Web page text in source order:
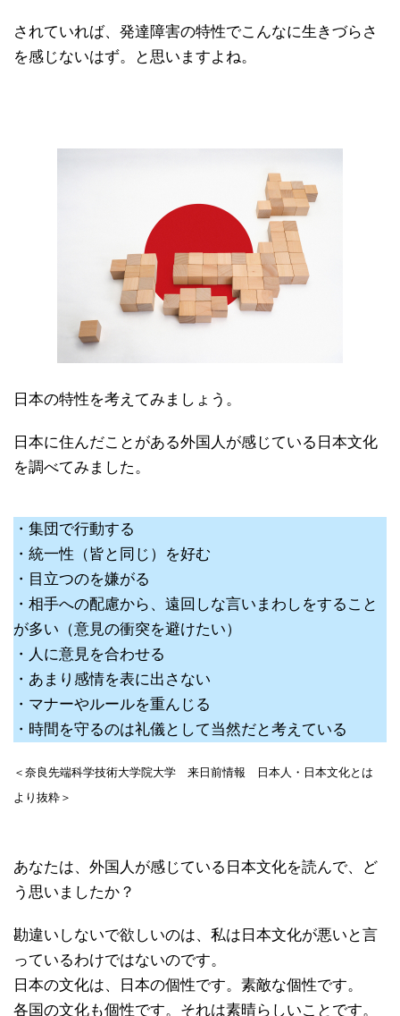
されていれば、発達障害の特性でこんなに生きづらさ
を感じないはず。と思いますよね。
日本の特性を考えてみましょう。
日本に住んだことがある外国人が感じている日本文化
を調べてみました。
・集団で行動する
・統一性（皆と同じ）を好む
・目立つのを嫌がる
・相手への配慮から、遠回しな言いまわしをすること
が多い（意見の衝突を避けたい）
・人に意見を合わせる
・あまり感情を表に出さない
・マナーやルールを重んじる
・時間を守るのは礼儀として当然だと考えている
＜奈良先端科学技術大学院大学 来日前情報 日本人・日本文化とは
より抜粋＞
あなたは、外国人が感じている日本文化を読んで、ど
う思いましたか？
勘違いしないで欲しいのは、私は日本文化が悪いと言
っているわけではないのです。
日本の文化は、日本の個性です。素敵な個性です。
各国の文化も個性です。それは素晴らしいことです。